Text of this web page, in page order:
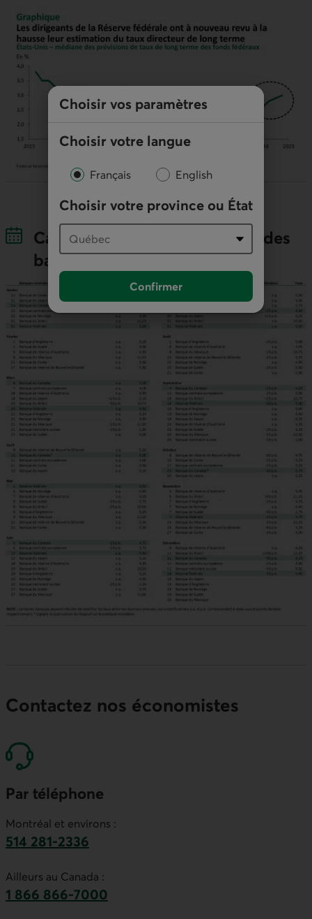
Choisir vos paramètres
Choisir votre langue
Français English
Choisir votre province ou État
Confirmer
Calendrier 2024 des réunions des
banques centrales
Contactez nos économistes
Par téléphone
Montréal et environs :
514 281-2336
Ailleurs au Canada :
1 866 866-7000